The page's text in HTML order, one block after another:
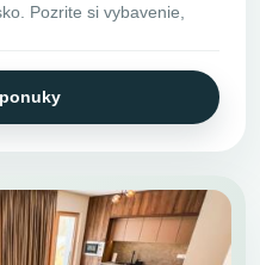
Pozrite si vybavenie,